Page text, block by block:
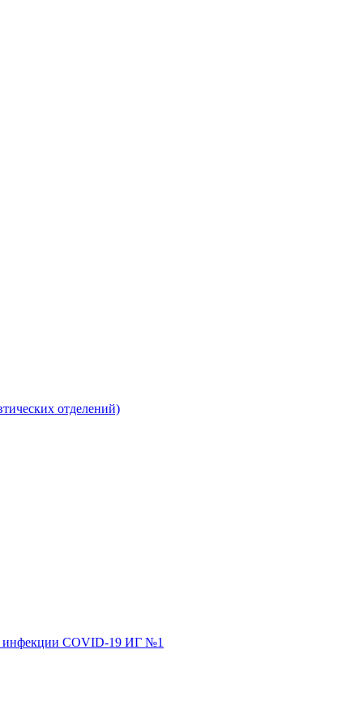
отделений)
инфекции COVID-19 ИГ №1